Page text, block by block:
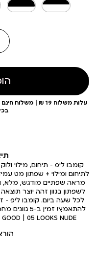
קומבו ליפ – תיחום, מילוי
לתיחום ומילוי + שפתון מט
מראה שפתיים מודגש, מלא,
לשפתון בגוון זהה יוצר
לכל שעה ביום. קומבו ליפ
| 05 LOOKS NUDE